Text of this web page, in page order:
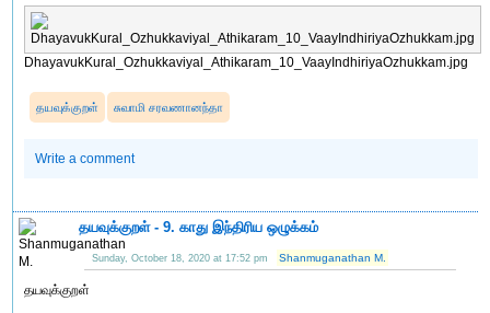
DhayavukKural_Ozhukkaviyal_Athikaram_10_VaayIndhiriyaOzhukkam.jpg
தயவுக்குறள் சுவாமி சரவணானந்தா
Write a comment
தயவுக்குறள் - 9. காது இந்திரிய ஒழுக்கம்
Sunday, October 18, 2020 at 17:52 pm Shanmuganathan M.
தயவுக்குறள்